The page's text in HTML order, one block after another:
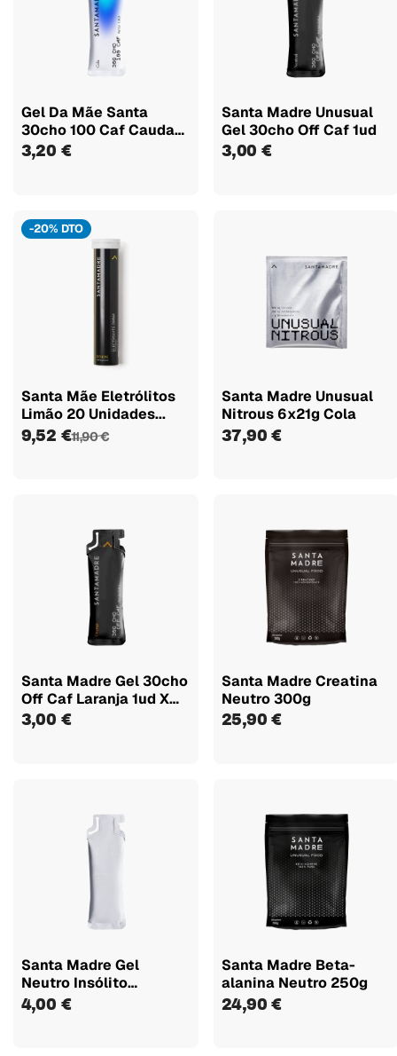
Gel Da Mãe Santa
30cho 100 Caf Cauda
1ud X 50ml
3,20 €
Santa Madre Unusual
Gel 30cho Off Caf 1ud
3,00 €
-20% DTO
Santa Mãe Eletrólitos
Limão 20 Unidades...
9,52 €11,90 €
Santa Madre Unusual
Nitrous 6x21g Cola
37,90 €
Santa Madre Gel 30cho
Off Caf Laranja 1ud X
50ml
3,00 €
Santa Madre Creatina
Neutro 300g
25,90 €
Santa Madre Gel
Neutro Insólito
1x45cho
4,00 €
Santa Madre Beta-
alanina Neutro 250g
24,90 €